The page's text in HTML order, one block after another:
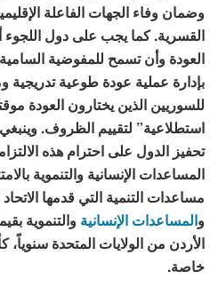
وضمان وفاء الجهات الفاعلة
القسرية. كما يجب على دول اللجوء
بإدارة عملية عودة طوعية
للسوريين الذين يختارون العودة
استطلاعية” لتقييم الظروف.
تحفيز الدول على احترام هذه
المساعدات الإنسانية والتنموية
والمساعدات الإنسانية
الأردن من الولايات المتحدة
خاصة.